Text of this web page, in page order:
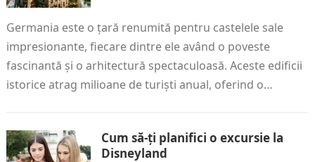
Germania este o țară renumită pentru castelele sale
impresionante, fiecare dintre ele având o poveste
fascinantă și o arhitectură spectaculoasă. Aceste edificii
istorice atrag milioane de turiști anual, oferind o…
Cum să-ți planifici o excursie la
Disneyland